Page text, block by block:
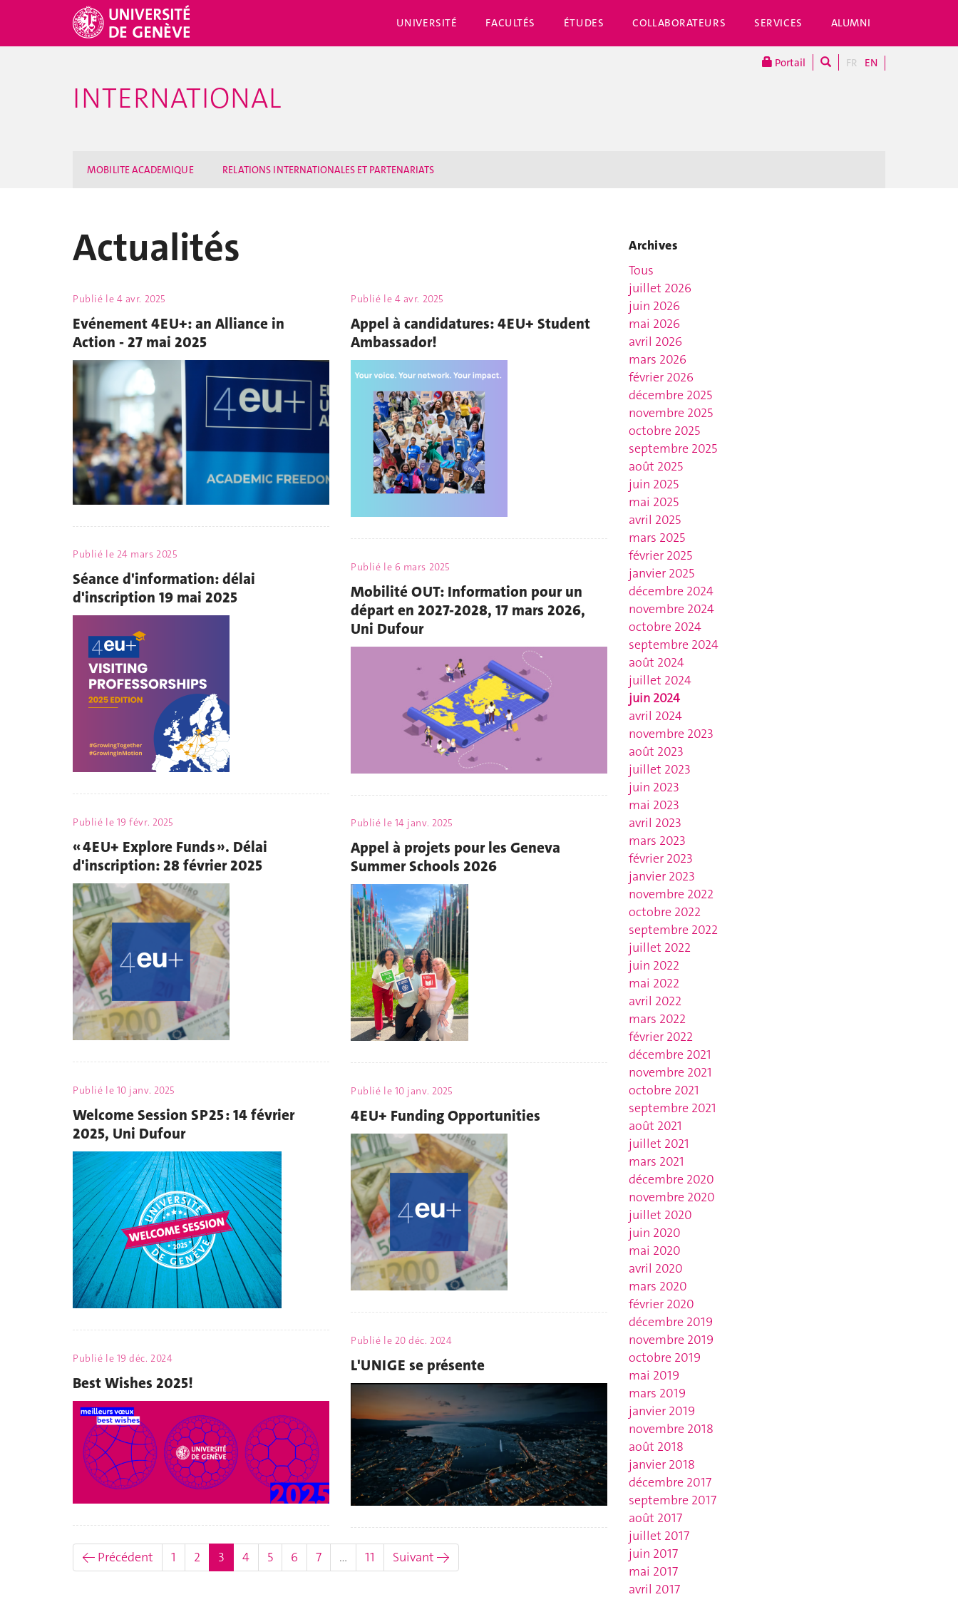
UNIVERSITÉ FACULTÉS ÉTUDES COLLABORATEURS SERVICES ALUMNI
Portail FR EN
INTERNATIONAL
MOBILITE ACADEMIQUE RELATIONS INTERNATIONALES ET PARTENARIATS
Actualités
Publié le 4 avr. 2025
Evénement 4EU+: an Alliance in
Action - 27 mai 2025
Publié le 4 avr. 2025
Appel à candidatures: 4EU+ Student
Ambassador!
Publié le 24 mars 2025
Séance d'information: délai
d'inscription 19 mai 2025
Publié le 6 mars 2025
Mobilité OUT: Information pour un
départ en 2027-2028, 17 mars 2026,
Uni Dufour
Publié le 19 févr. 2025
« 4EU+ Explore Funds ». Délai
d'inscription: 28 février 2025
Publié le 14 janv. 2025
Appel à projets pour les Geneva
Summer Schools 2026
Publié le 10 janv. 2025
Welcome Session SP25 : 14 février
2025, Uni Dufour
Publié le 10 janv. 2025
4EU+ Funding Opportunities
Publié le 20 déc. 2024
L'UNIGE se présente
Publié le 19 déc. 2024
Best Wishes 2025!
← Précédent 1 2 3 (actuel)
4 5 6 7 … 11 Suivant →
Archives
Tous
juillet 2026
juin 2026
mai 2026
avril 2026
mars 2026
février 2026
décembre 2025
novembre 2025
octobre 2025
septembre 2025
août 2025
juin 2025
mai 2025
avril 2025
mars 2025
février 2025
janvier 2025
décembre 2024
novembre 2024
octobre 2024
septembre 2024
août 2024
juillet 2024
juin 2024
avril 2024
novembre 2023
août 2023
juillet 2023
juin 2023
mai 2023
avril 2023
mars 2023
février 2023
janvier 2023
novembre 2022
octobre 2022
septembre 2022
juillet 2022
juin 2022
mai 2022
avril 2022
mars 2022
février 2022
décembre 2021
novembre 2021
octobre 2021
septembre 2021
août 2021
juillet 2021
mars 2021
décembre 2020
novembre 2020
juillet 2020
juin 2020
mai 2020
avril 2020
mars 2020
février 2020
décembre 2019
novembre 2019
octobre 2019
mai 2019
mars 2019
janvier 2019
novembre 2018
août 2018
janvier 2018
décembre 2017
septembre 2017
août 2017
juillet 2017
juin 2017
mai 2017
avril 2017